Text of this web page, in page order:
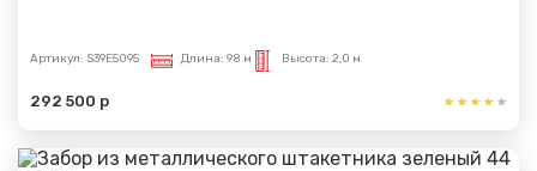
Артикул: S39E5095 Длина: 98 м Высота: 2,0 м
292 500 р